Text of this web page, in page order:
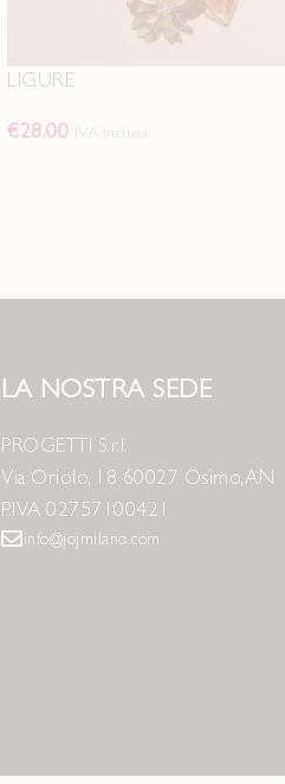
LIGURE
€28.00
LA NOSTRA SEDE
PROGETTI S.r.l.
Via Oriolo, 18 60027 Osimo, AN
P.IVA 02757100421
info@jojmilano.com